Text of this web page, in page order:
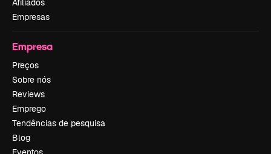
Afiliados
Empresas
Empresa
Preços
Sobre nós
Reviews
Emprego
Tendências de pesquisa
Blog